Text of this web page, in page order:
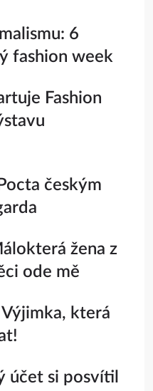
6
fashion week
Fashion
českým
žena z
ode mě
která
účet si posvítil